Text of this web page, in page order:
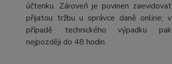
účtenku. Zároveň je povinen zaevidovat
přijatou tržbu u správce daně online; v
případě technického výpadku pak
nejpozději do 48 hodin.